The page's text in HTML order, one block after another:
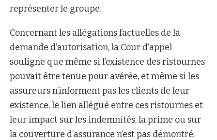
représenter le groupe.
Concernant les allégations factuelles de la
demande d’autorisation, la Cour d’appel
souligne que même si l’existence des ristournes
pouvait être tenue pour avérée, et même si les
assureurs n’informent pas les clients de leur
existence, le lien allégué entre ces ristournes et
leur impact sur les indemnités, la prime ou sur
la couverture d’assurance n’est pas démontré.